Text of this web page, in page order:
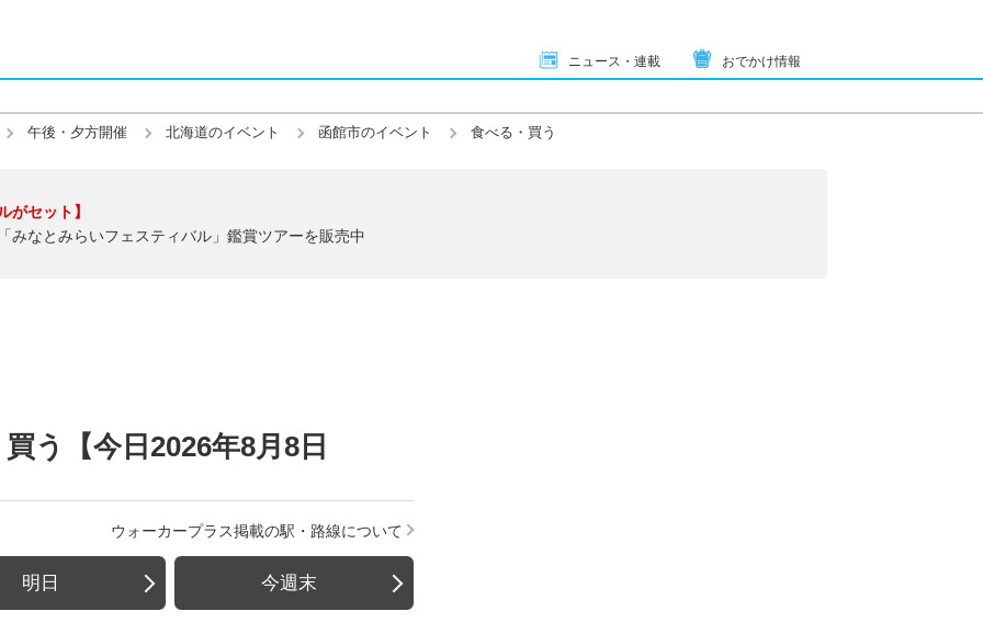
ニュース・連載 おでかけ情報
午後・夕方開催 北海道のイベント 函館市のイベント 食べる・買う
がセット】
みなとみらいフェスティバル」鑑賞ツアーを販売中
う【今日2026年8月8日
ウォーカープラス掲載の駅・路線について
明日 今週末